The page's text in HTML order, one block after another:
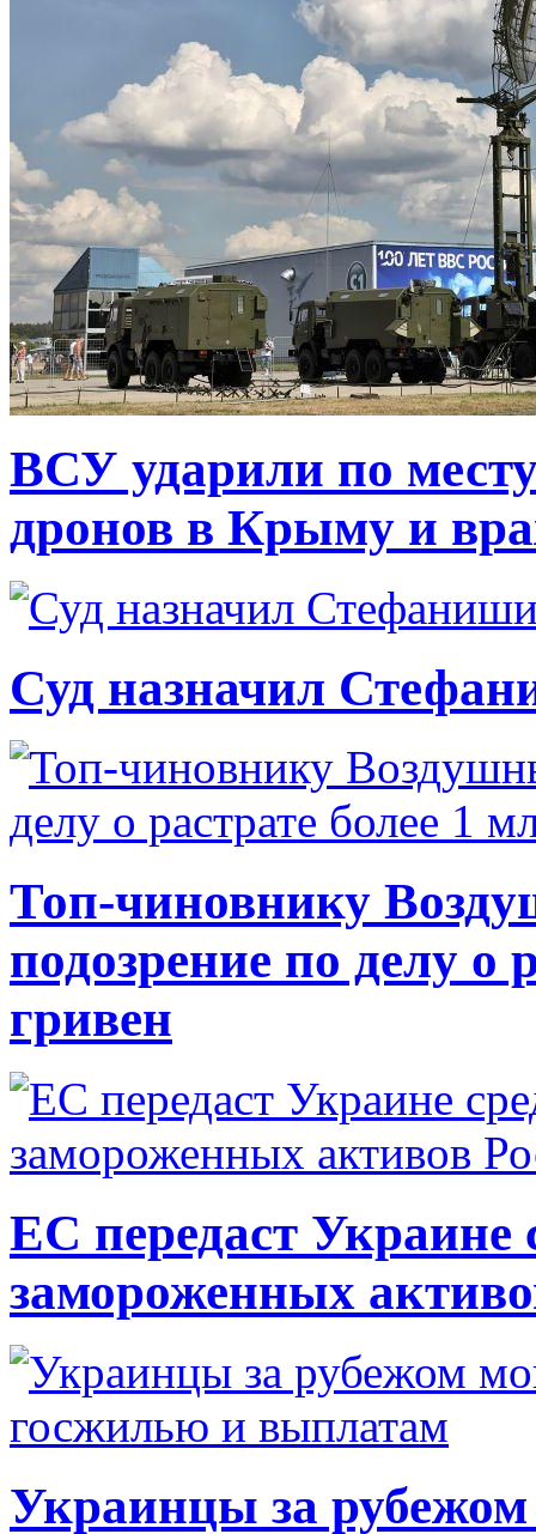
ВСУ ударили по
дронов в Крыму и
Суд назначил
Топ-чиновнику
подозрение по делу о
гривен
ЕС передаст Украине
замороженных
Украинцы за рубежом